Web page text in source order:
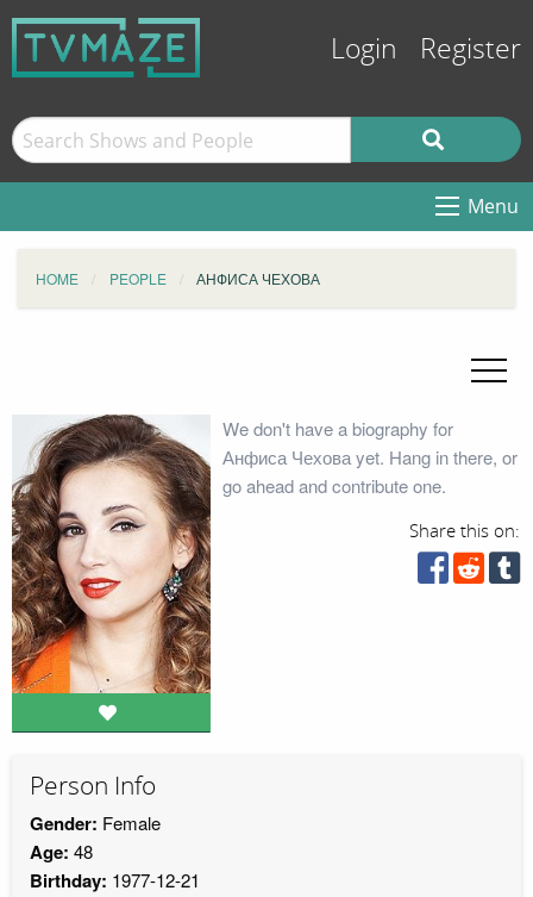
Login Register
Menu
HOME PEOPLE АНФИСА ЧЕХОВА
We don't have a biography for
Анфиса Чехова yet. Hang in there, or
go ahead and contribute one.
Share this on:
Person Info
Gender: Female
Age: 48
Birthday: 1977-12-21